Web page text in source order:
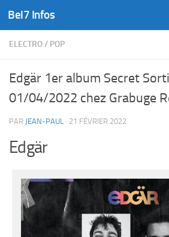
Skip to content
Bel7 Infos
ELECTRO/ POP
Edgär 1er album Secret
01/04/2022 chez Grabuge
PAR JEAN-PAUL · 21 FÉVRIER 2022
Edgär